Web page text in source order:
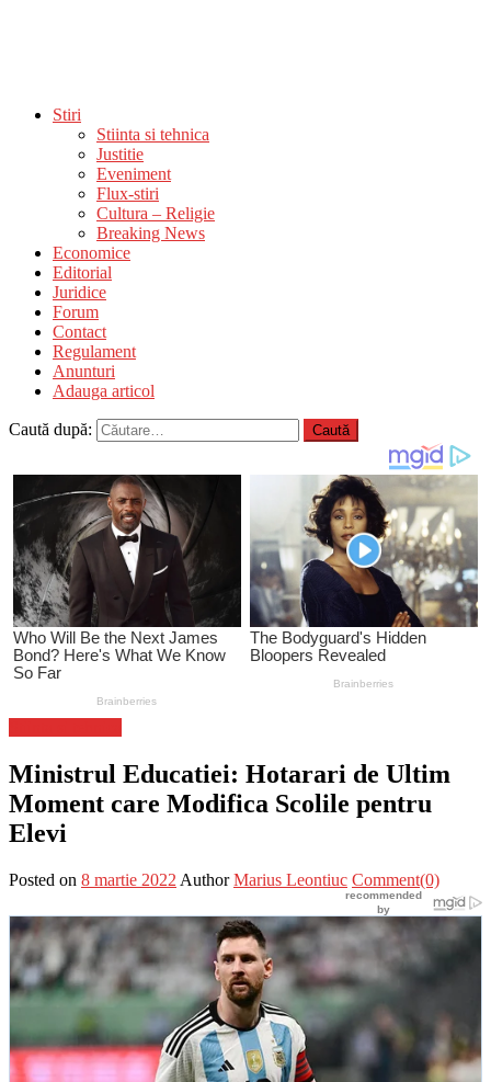
Stiri
Stiinta si tehnica
Justitie
Eveniment
Flux-stiri
Cultura – Religie
Breaking News
Economice
Editorial
Juridice
Forum
Contact
Regulament
Anunturi
Adauga articol
Caută după:
Ministrul Educatiei: Hotarari de Ultim
Moment care Modifica Scolile pentru
Elevi
Posted on 8 martie 2022 Author Marius Leontiuc Comment(0)